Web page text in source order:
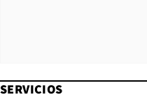
SERVICIOS